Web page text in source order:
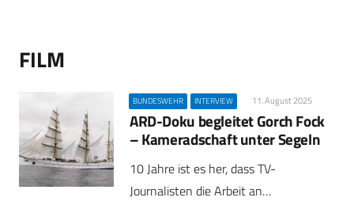
FILM
BUNDESWEHR INTERVIEW 11. August 2025
ARD-Doku begleitet Gorch Fock
– Kameradschaft unter Segeln
10 Jahre ist es her, dass TV-
Journalisten die Arbeit an…